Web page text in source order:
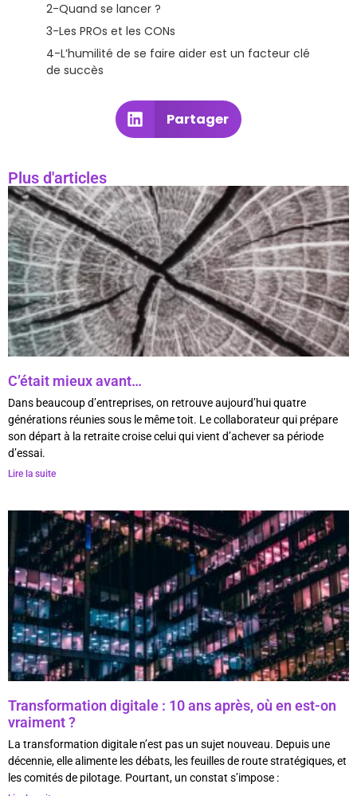
2-Quand se lancer ?
3-Les PROs et les CONs
4-L’humilité de se faire aider est un facteur clé
de succès
Partager
Plus d'articles
C’était mieux avant…
Dans beaucoup d’entreprises, on retrouve aujourd’hui quatre
générations réunies sous le même toit. Le collaborateur qui prépare
son départ à la retraite croise celui qui vient d’achever sa période
d’essai.
Lire la suite
Transformation digitale : 10 ans après, où en est-on
vraiment ?
La transformation digitale n’est pas un sujet nouveau. Depuis une
décennie, elle alimente les débats, les feuilles de route stratégiques, et
les comités de pilotage. Pourtant, un constat s’impose :